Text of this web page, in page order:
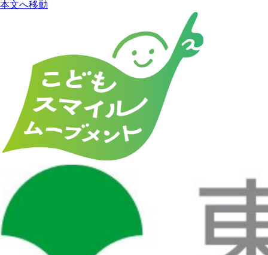
本文へ移動